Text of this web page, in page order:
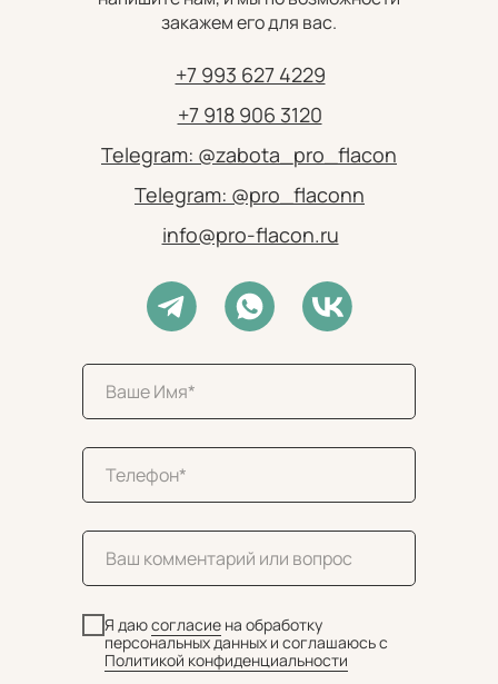
+7 993 627 4229
+7 918 906 3120
Telegram: @zabota_pro_flacon
Telegram: @pro_flaconn
info@pro-flacon.ru
Я даюсогласие на обработку
персональных данных и соглашаюсь c
Политикой конфиденциальности
закажем его для вас.